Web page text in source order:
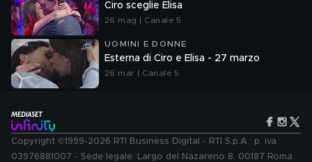
Ciro sceglie Elisa
26 mag | Canale 5
UOMINI E DONNE
Esterna di Ciro e Elisa - 27 marzo
26 mar | Canale 5
Copyright ©1999-2026 RTI Business Digital - RTI S.p.A.: p. iva
03976881007 - Sede legale: Largo del Nazareno 8, 00187 Roma.